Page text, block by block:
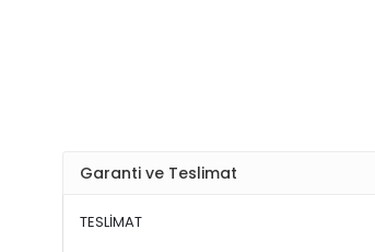
Garanti ve Teslimat
TESLİMAT